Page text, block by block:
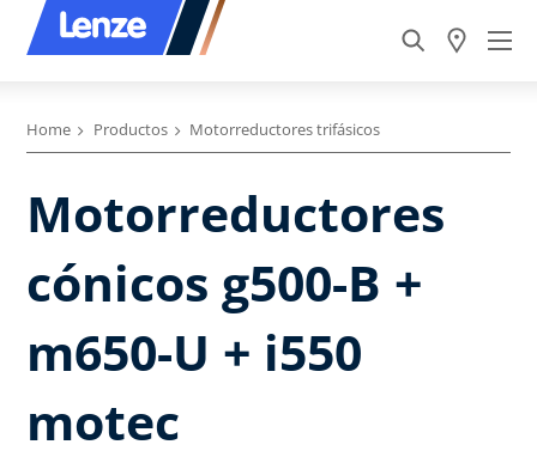
Home Productos Motorreductores trifásicos
Motorreductores
cónicos g500-B +
m650-U + i550
motec